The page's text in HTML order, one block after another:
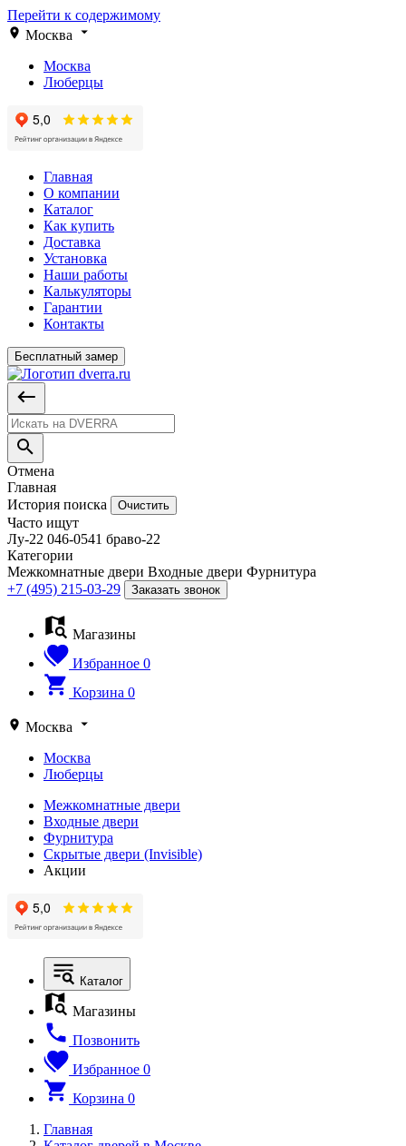
Перейти к содержимому
Москва
Москва
Люберцы
Главная
О компании
Каталог
Как купить
Доставка
Установка
Наши работы
Калькуляторы
Гарантии
Контакты
Бесплатный замер
Отмена
Главная
История поиска
Очистить
Часто ищут
Лу-22 046-0541 браво-22
Категории
Межкомнатные двери Входные двери Фурнитура
+7 (495) 215-03-29
Заказать звонок
Магазины
Избранное 0
Корзина 0
Москва
Москва
Люберцы
Межкомнатные двери
Входные двери
Фурнитура
Скрытые двери (Invisible)
Акции
Каталог
Магазины
Позвонить
Избранное 0
Корзина 0
Главная